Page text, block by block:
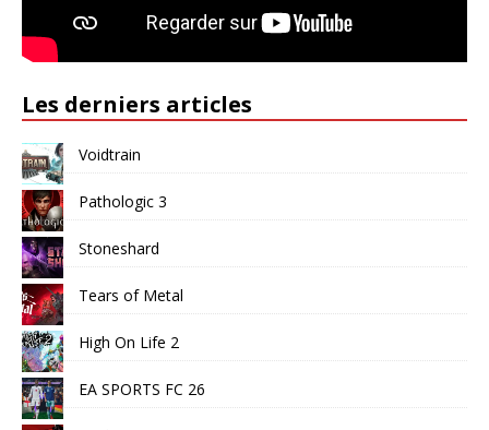
Les derniers articles
Voidtrain
Pathologic 3
Stoneshard
Tears of Metal
High On Life 2
EA SPORTS FC 26